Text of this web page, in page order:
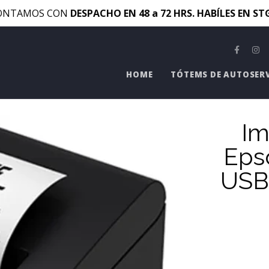
CON DESPACHO EN 48 a 72 HRS. HABÍLES EN
HOME TÓTEMS DE